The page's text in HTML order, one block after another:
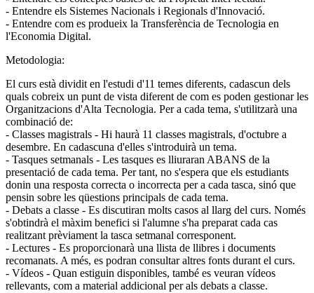
- Entendre els Sistemes Nacionals i Regionals d'Innovació.
- Entendre com es produeix la Transferència de Tecnologia en
l'Economia Digital.
Metodologia:
El curs està dividit en l'estudi d'11 temes diferents, cadascun dels
quals cobreix un punt de vista diferent de com es poden gestionar les
Organitzacions d'Alta Tecnologia. Per a cada tema, s'utilitzarà una
combinació de:
- Classes magistrals - Hi haurà 11 classes magistrals, d'octubre a
desembre. En cadascuna d'elles s'introduirà un tema.
- Tasques setmanals - Les tasques es lliuraran ABANS de la
presentació de cada tema. Per tant, no s'espera que els estudiants
donin una resposta correcta o incorrecta per a cada tasca, sinó que
pensin sobre les qüestions principals de cada tema.
- Debats a classe - Es discutiran molts casos al llarg del curs. Només
s'obtindrà el màxim benefici si l'alumne s'ha preparat cada cas
realitzant prèviament la tasca setmanal corresponent.
- Lectures - Es proporcionarà una llista de llibres i documents
recomanats. A més, es podran consultar altres fonts durant el curs.
- Vídeos - Quan estiguin disponibles, també es veuran vídeos
rellevants, com a material addicional per als debats a classe.